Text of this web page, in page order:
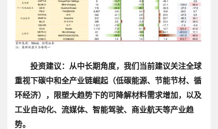
投资建议：从中长期角度，我们当前建议关注全球
重视下碳中和全产业链崛起（低碳能源、节能节材、循
环经济），限塑大趋势下的可降解材料需求增加，以及
工业自动化、流媒体、智能驾驶、商业航天等产业趋
势。